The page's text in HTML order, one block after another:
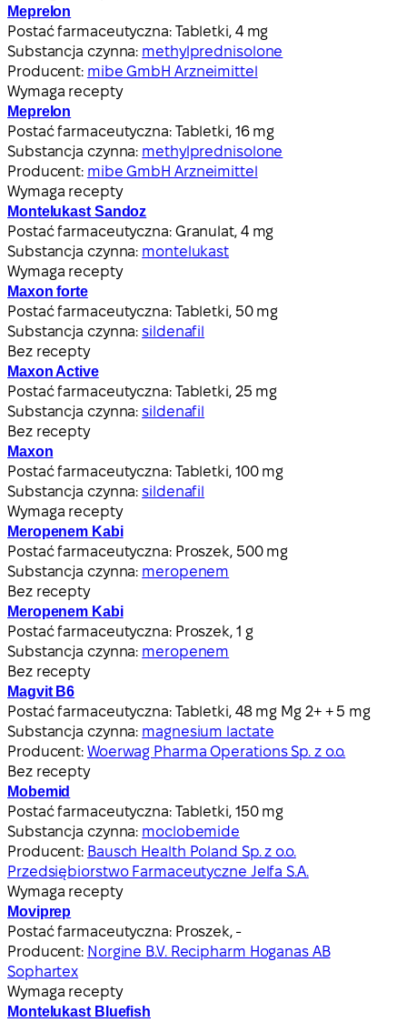
Meprelon
Postać farmaceutyczna: Tabletki, 4 mg
Substancja czynna: methylprednisolone
Producent: mibe GmbH Arzneimittel
Wymaga recepty
Meprelon
Postać farmaceutyczna: Tabletki, 16 mg
Substancja czynna: methylprednisolone
Producent: mibe GmbH Arzneimittel
Wymaga recepty
Montelukast Sandoz
Postać farmaceutyczna: Granulat, 4 mg
Substancja czynna: montelukast
Wymaga recepty
Maxon forte
Postać farmaceutyczna: Tabletki, 50 mg
Substancja czynna:sildenafil
Bez recepty
Maxon Active
Postać farmaceutyczna: Tabletki, 25 mg
Substancja czynna:sildenafil
Bez recepty
Maxon
Postać farmaceutyczna: Tabletki, 100 mg
Substancja czynna:sildenafil
Wymaga recepty
Meropenem Kabi
Postać farmaceutyczna: Proszek, 500 mg
Substancja czynna: meropenem
Bez recepty
Meropenem Kabi
Postać farmaceutyczna: Proszek, 1 g
Substancja czynna: meropenem
Bez recepty
Magvit B6
Postać farmaceutyczna: Tabletki, 48 mg Mg 2+ + 5 mg
Substancja czynna: magnesium lactate
Producent: Woerwag Pharma Operations Sp. z o.o.
Bez recepty
Mobemid
Postać farmaceutyczna: Tabletki, 150 mg
Substancja czynna: moclobemide
Producent: Bausch Health Poland Sp. z o.o.
Przedsiębiorstwo Farmaceutyczne Jelfa S.A.
Wymaga recepty
Moviprep
Postać farmaceutyczna: Proszek, -
Producent: Norgine B.V. Recipharm Hoganas AB
Sophartex
Wymaga recepty
Montelukast Bluefish